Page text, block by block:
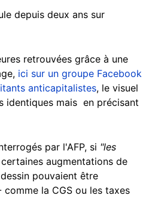
depuis deux ans sur
retrouvées grâce à une
ici sur un groupe Facebook
anticapitalistes, le visuel
identiques mais en précisant
par l'AFP, si "les
augmentations de
pouvaient être
la CGS ou les taxes